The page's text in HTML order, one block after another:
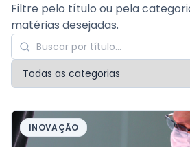
Filtre pelo título ou pela
matérias desejadas.
INOVAÇÃO